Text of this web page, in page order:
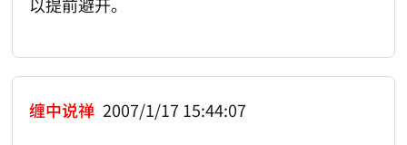
缠中说禅 2007/1/17 15:44:07